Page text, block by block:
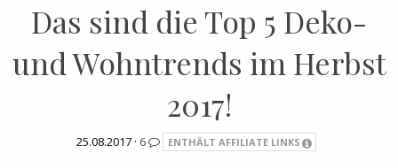
Das sind die Top 5 Deko-
und Wohntrends im Herbst
2017!
25.08.2017 · 6 ENTHÄLT AFFILIATE LINKS